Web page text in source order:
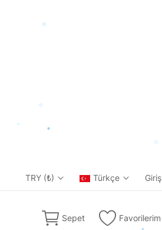
TRY (₺) Türkçe Giriş
Sepet Favorilerim